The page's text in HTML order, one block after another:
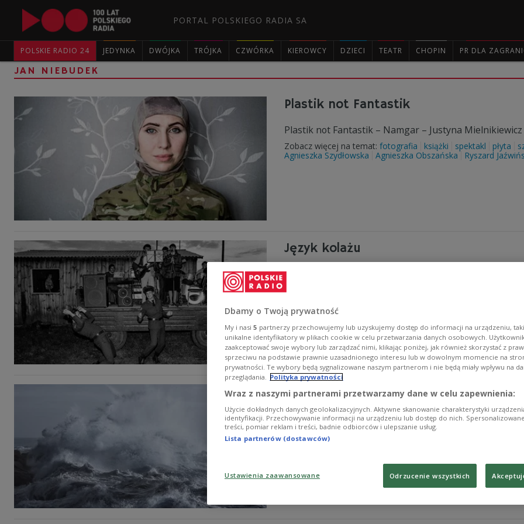
PORTAL POLSKIEGO RADIA SA
POLSKIE RADIO 24 JEDYNKA DWÓJKA TRÓJKA CZWÓRKA KIEROWCY DZIECI TEATR CHOPIN PR DLA
JAN NIEBUDEK
Plastik not Fantastik
Plastik not Fantastik – Namgar – Justyna
Zobacz więcej na temat: fotografia książki spektakl płyta
Agnieszka Szydłowska
Agnieszka Obszańska Ryszard
Język kolażu
Serce Jamajki – Natalia Nykiel – Edward Hartwig –
Zobacz więcej na temat:
Próba przeczekania wiatru
Psychedelic Jet Lag – urodziny Stanisława Lema –
Festiwalu Polskich Filmów Fabularnych – Festiwal Górski.
Zobacz więcej na temat:
Dbamy o Twoją prywatność
My i nasi 5 partnerzy przechowujemy lub uzyskujemy dostęp do informacji na urządzeniu,
unikalne identyfikatory w plikach cookie w celu przetwarzania danych osobowych.
zaakceptować swoje wybory lub zarządzać nimi, klikając poniżej, jak również skorzystać z
sprzeciwu na podstawie prawnie uzasadnionego interesu lub w dowolnym momencie na
prywatności. Te wybory będą sygnalizowane naszym partnerom i nie będą miały wpływu na
przeglądania. Polityka prywatności
Wraz z naszymi partnerami przetwarzamy dane w celu zapewnienia:
Użycie dokładnych danych geolokalizacyjnych. Aktywne skanowanie charakterystyki
identyfikacji. Przechowywanie informacji na urządzeniu lub dostęp do nich.
treści, pomiar reklam i treści, badnie odbiorców i ulepszanie usług.
Lista partnerów (dostawców)
Ustawienia zaawansowane Odrzucenie wszystkich